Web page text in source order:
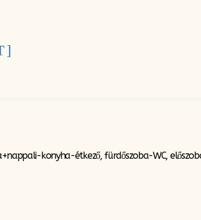
konyha-étkező, fürdőszoba-WC,